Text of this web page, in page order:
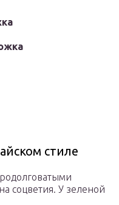
стиле
соцветия. У зеленой